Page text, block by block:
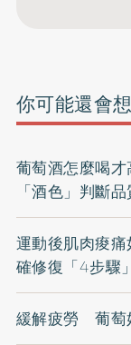
你可能還會
葡萄酒怎麼喝
「酒色」判斷
運動後肌肉痠
確修復「4步驟」
緩解疲勞 葡萄